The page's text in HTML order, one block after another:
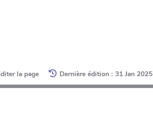
la page Dernière édition : 31 Jan 2025